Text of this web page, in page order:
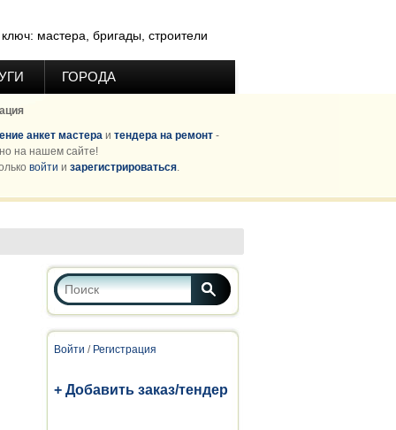
мастера, бригады, строители
ГОРОДА
анкет мастера и тендера на ремонт -
на нашем сайте!
войти и зарегистрироваться.
Форма поиска
Поиск
Войти / Регистрация
+ Добавить заказ/тендер